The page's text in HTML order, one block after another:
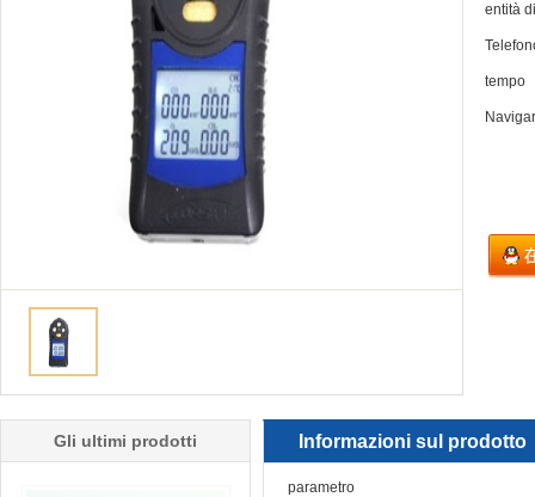
entità
tempo
Gli ultimi prodotti Informazioni sul prodotto
parametro